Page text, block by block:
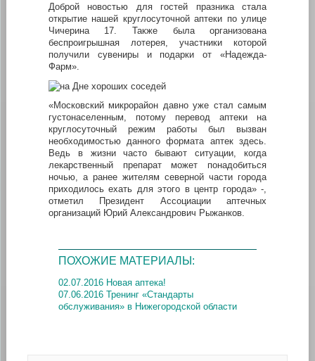
Доброй новостью для гостей празника стала
открытие нашей круглосуточной аптеки по улице
Чичерина 17. Также была организована
беспроигрышная лотерея, участники которой
получили сувениры и подарки от «Надежда-
Фарм».
«Московский микрорайон давно уже стал самым
густонаселенным, потому перевод аптеки на
круглосуточный режим работы был вызван
необходимостью данного формата аптек здесь.
Ведь в жизни часто бывают ситуации, когда
лекарственный препарат может понадобиться
ночью, а ранее жителям северной части города
приходилось ехать для этого в центр города» -,
отметил Президент Ассоциации аптечных
организаций Юрий Александрович Рыжанков.
ПОХОЖИЕ МАТЕРИАЛЫ:
02.07.2016 Новая аптека!
07.06.2016 Тренинг «Стандарты
обслуживания» в Нижегородской области